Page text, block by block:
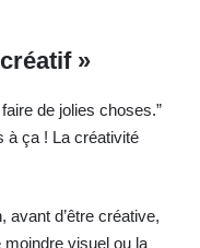
»
faire de jolies choses.”
à ça ! La créativité
avant d’être créative,
moindre visuel ou la